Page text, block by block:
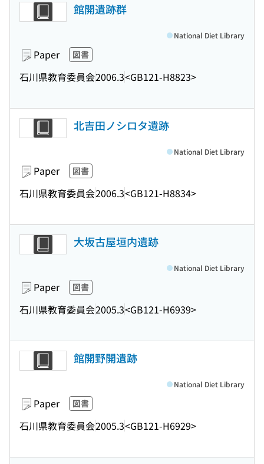
館開遺跡群
Paper 図書
石川県教育委員会2006.3<GB121-H8823>
National Diet Library
北吉田ノシロタ遺跡
Paper 図書
石川県教育委員会2006.3<GB121-H8834>
National Diet Library
大坂古屋垣内遺跡
Paper 図書
石川県教育委員会2005.3<GB121-H6939>
National Diet Library
館開野開遺跡
Paper 図書
石川県教育委員会2005.3<GB121-H6929>
National Diet Library